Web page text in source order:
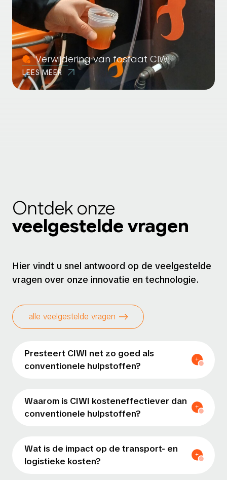
Verwijdering van fosfaat CIWI
LEES MEER
Ontdek onze
veelgestelde vragen
Hier vindt u snel antwoord op de veelgestelde
vragen over onze innovatie en technologie.
alle veelgestelde vragen
Presteert CIWI net zo goed als
conventionele hulpstoffen?
Waarom is CIWI kosteneffectiever dan
conventionele hulpstoffen?
Wat is de impact op de transport- en
logistieke kosten?